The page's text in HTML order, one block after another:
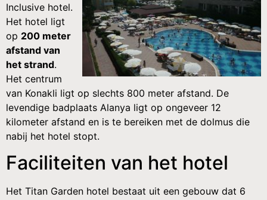
Inclusive hotel.
Het hotel ligt
op 200 meter
afstand van
het strand.
Het centrum
van Konakli ligt op slechts 800 meter afstand. De
levendige badplaats Alanya ligt op ongeveer 12
kilometer afstand en is te bereiken met de dolmus die
nabij het hotel stopt.
Faciliteiten van het hotel
Het Titan Garden hotel bestaat uit een gebouw dat 6